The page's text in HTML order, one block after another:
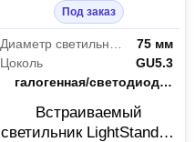
Под заказ
Диаметр светильника
75 мм
Цоколь
GU5.3
Тип лампы
галогенная/светодиодная
Встраиваемый
светильник LightStandart